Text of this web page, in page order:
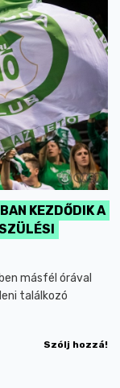
KEZDŐDIK A
másfél órával
találkozó
Szólj hozzá!